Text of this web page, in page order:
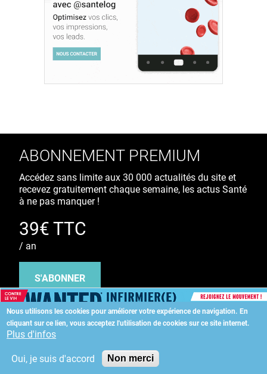
Nous utilisons les cookies pour améliorer votre expérience de navigation. En
cliquant sur ce lien, vous acceptez l'utilisation de cookies sur ce site internet.
Plus d'infos
Oui, je suis d'accord Non merci
ABONNEMENT PREMIUM
Accédez sans limite aux 30 000 actualités du site et
recevez gratuitement chaque semaine, les actus Santé
à ne pas manquer !
39€ TTC
/ an
S'ABONNER
Copyright
KAURIWEB